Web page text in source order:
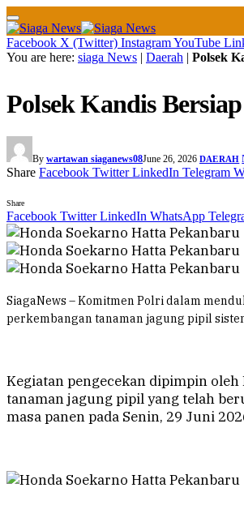
Facebook X (Twitter) InstagramYouTube
You are here: siaga News | Daerah | Polsek
Polsek Kandis
By wartawan siaganews08June 26, 2026 DAERAH
Share Facebook Twitter LinkedIn Telegram
Share
Facebook Twitter LinkedIn WhatsApp
SiagaNews – Komitmen Polri dalam
perkembangan tanaman jagung pipil
Kegiatan pengecekan dipimpin
tanaman jagung pipil yang telah
masa panen pada Senin, 29 Juni